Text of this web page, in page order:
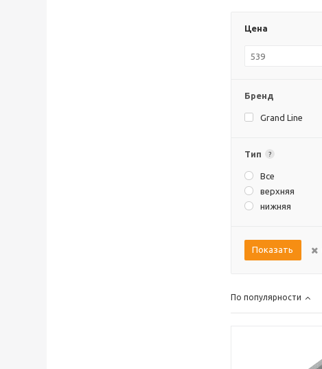
Цена
Бренд
Grand Line
Тип ?
Все
верхняя
нижняя
Показать
По популярности